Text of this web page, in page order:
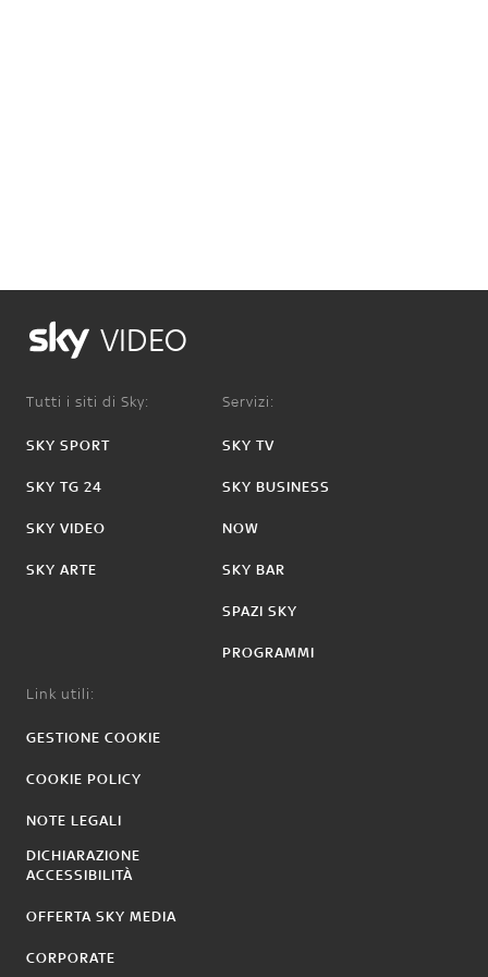
VIDEO
Tutti i siti di Sky:
SKY SPORT
SKY TG 24
SKY VIDEO
SKY ARTE
Servizi:
SKY TV
SKY BUSINESS
NOW
SKY BAR
SPAZI SKY
PROGRAMMI
Link utili:
GESTIONE COOKIE
COOKIE POLICY
NOTE LEGALI
DICHIARAZIONE
ACCESSIBILITÀ
OFFERTA SKY MEDIA
CORPORATE